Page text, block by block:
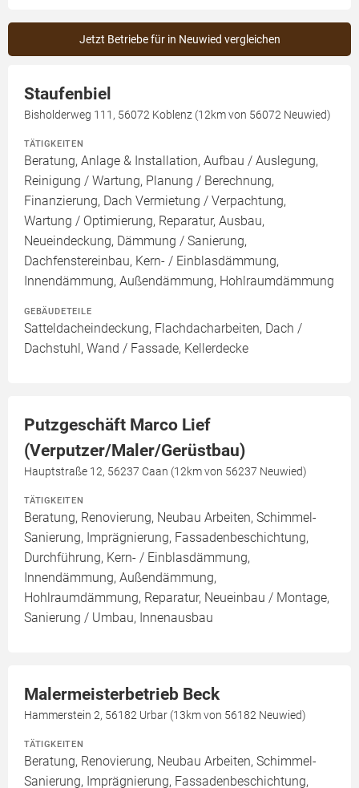
Jetzt Betriebe für in Neuwied vergleichen
Staufenbiel
Bisholderweg 111, 56072 Koblenz (12km von 56072 Neuwied)
TÄTIGKEITEN
Beratung, Anlage & Installation, Aufbau / Auslegung,
Reinigung / Wartung, Planung / Berechnung,
Finanzierung, Dach Vermietung / Verpachtung,
Wartung / Optimierung, Reparatur, Ausbau,
Neueindeckung, Dämmung / Sanierung,
Dachfenstereinbau, Kern- / Einblasdämmung,
Innendämmung, Außendämmung, Hohlraumdämmung
GEBÄUDETEILE
Satteldacheindeckung, Flachdacharbeiten, Dach /
Dachstuhl, Wand / Fassade, Kellerdecke
Putzgeschäft Marco Lief
(Verputzer/Maler/Gerüstbau)
Hauptstraße 12, 56237 Caan (12km von 56237 Neuwied)
TÄTIGKEITEN
Beratung, Renovierung, Neubau Arbeiten, Schimmel-
Sanierung, Imprägnierung, Fassadenbeschichtung,
Durchführung, Kern- / Einblasdämmung,
Innendämmung, Außendämmung,
Hohlraumdämmung, Reparatur, Neueinbau / Montage,
Sanierung / Umbau, Innenausbau
Malermeisterbetrieb Beck
Hammerstein 2, 56182 Urbar (13km von 56182 Neuwied)
TÄTIGKEITEN
Beratung, Renovierung, Neubau Arbeiten, Schimmel-
Sanierung, Imprägnierung, Fassadenbeschichtung,